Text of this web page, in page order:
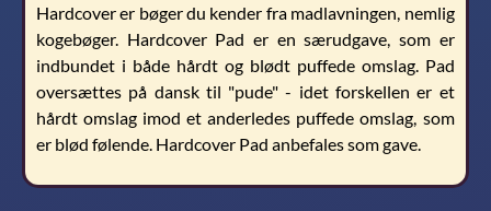
Hardcover er bøger du kender fra madlavningen, nemlig
kogebøger. Hardcover Pad er en særudgave, som er
indbundet i både hårdt og blødt puffede omslag. Pad
oversættes på dansk til "pude" - idet forskellen er et
hårdt omslag imod et anderledes puffede omslag, som
er blød følende. Hardcover Pad anbefales som gave.